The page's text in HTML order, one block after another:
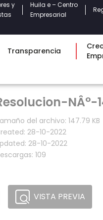
y
Huila e – Centro
Empresarial
Transparencia
del archivo: 147.79 KB
28-10-2022
28-10-2022
109
VISTA PREVIA